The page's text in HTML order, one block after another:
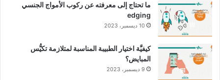
طبيعي، قد تحتاج وبالنسبة للزوجة، فعليها أن تختار مزلِّقًا
مهبليًّا ذا أساس مائي بدلًا من المزلّقات المصنوعة من
اللاتكس، قد يوصي الطبيب باستخدام قلم حقن إبينفرين
(يُعرف باسم EpiPen) في حالة الإصابة بحساسيَّة لاتكس
شديدة.
ما تحتاج إلى معرفته عن ركوب الأمواج الجنسي
edging
10 ديسمبر، 2023
كيفيَّة اختيار الطبيبة المناسبة لمتلازمة تكيُّس
المبايض؟
9 ديسمبر، 2023